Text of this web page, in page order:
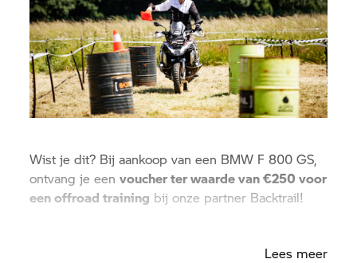
Wist je dit? Bij aankoop van een BMW F 800 GS,
ontvang je eenvoucher ter waarde van €250 voor
een offroad training bij onze partner Backtrail!
Lees meer